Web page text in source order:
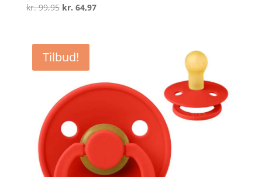
Vurderet
4.6
kr.99,95 Den
var:
kr. 99,95.
kr. 64,97Den
Tilbud!